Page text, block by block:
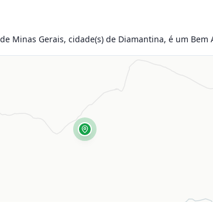
Minas Gerais, cidade(s) de Diamantina, é um